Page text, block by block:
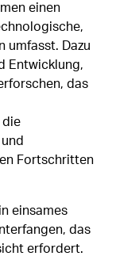
einen
umfasst. Dazu
Entwicklung,
das
die
Fortschritten
einsames
das
erfordert.